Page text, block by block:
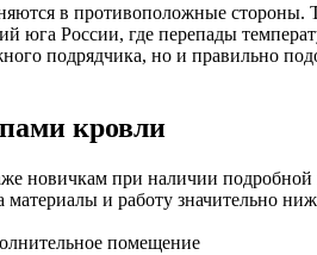
в противоположные
юга России, где перепады
подрядчика, но и правильно
кровли
новичкам при наличии
и работу значительно
помещение